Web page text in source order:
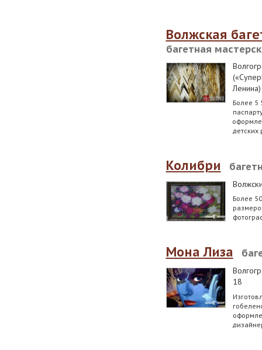
Волжская
багетная
Ленина)
Более 5
Колибри
Более
Мона Лиза
18